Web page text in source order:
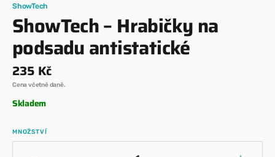
ShowTech
ShowTech – Hrabičky na
podsadu antistatické
Běžná
cena
235 Kč
Cena včetně daně.
Skladem
MNOŽSTVÍ